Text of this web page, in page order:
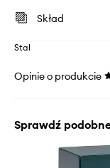
Skład
Stal
Opinie o produkcie
Sprawdź